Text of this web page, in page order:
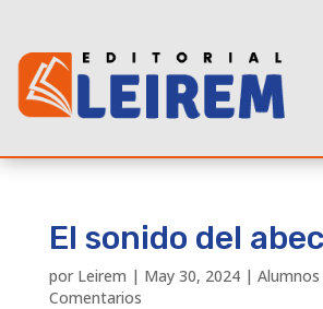
El sonido del
por Leirem | May 30, 2024| Alumnos
Comentarios